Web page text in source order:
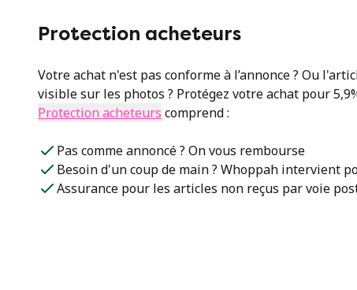
Protection acheteurs
Votre achat n'est pas conforme à l’annonce ? Ou
visible sur les photos ? Protégez votre achat pour
Protection acheteurs comprend :
Pas comme annoncé ? On vous rembourse
Besoin d'un coup de main ? Whoppah intervient
Assurance pour les articles non reçus par voie